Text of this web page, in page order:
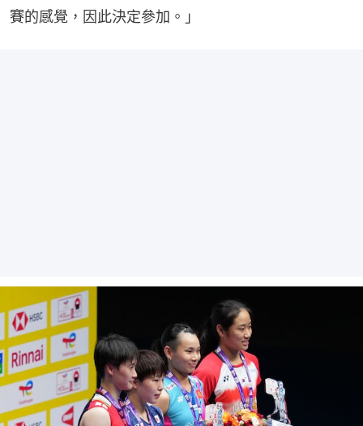
賽的感覺，因此決定參加。」